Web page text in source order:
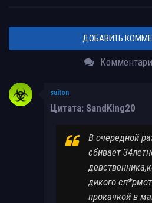
ДОБАВИТЬ
suiton
Цитата: SandKing20
В очередной
сбивает
дикого
прокачкой в